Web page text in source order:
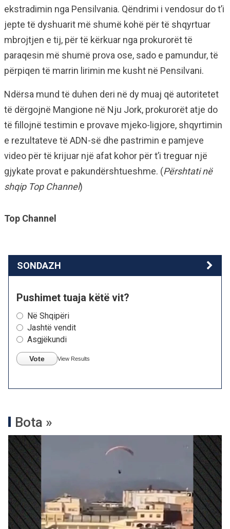
ekstradimin nga Pensilvania. Qëndrimi i vendosur do t’i
jepte të dyshuarit më shumë kohë për të shqyrtuar
mbrojtjen e tij, për të kërkuar nga prokurorët të
paraqesin më shumë prova ose, sado e pamundur, të
përpiqen të marrin lirimin me kusht në Pensilvani.
Ndërsa mund të duhen deri në dy muaj që autoritetet
të dërgojnë Mangione në Nju Jork, prokurorët atje do
të fillojnë testimin e provave mjeko-ligjore, shqyrtimin
e rezultateve të ADN-së dhe pastrimin e pamjeve
video për të krijuar një afat kohor për t’i treguar një
gjykate provat e pakundërshtueshme. (Përshtati në
shqip Top Channel)
Top Channel
SONDAZH
Pushimet tuaja këtë vit?
Në Shqipëri
Jashtë vendit
Asgjëkundi
Vote View Results
Bota »